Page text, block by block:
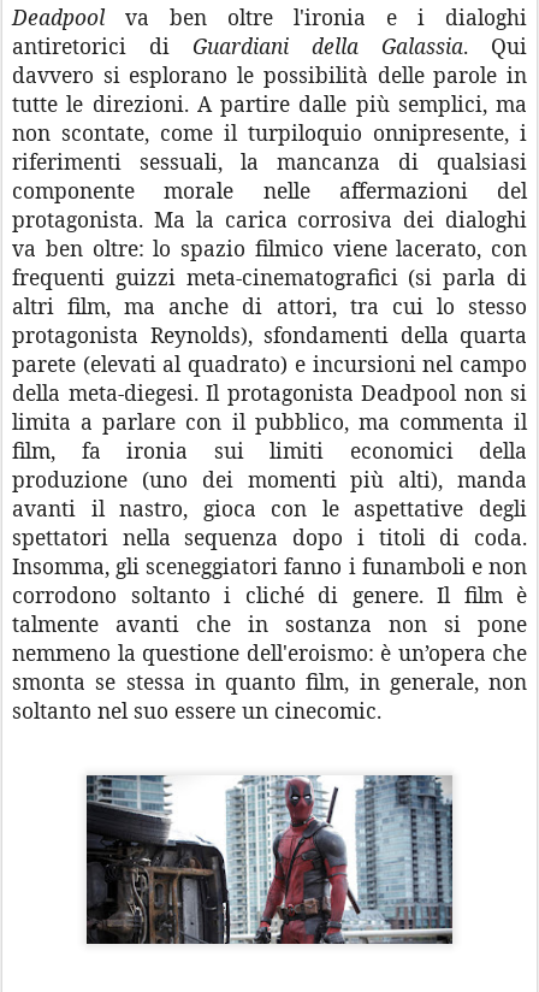
Deadpool va ben oltre l'ironia e i dialoghi
antiretorici di Guardiani della Galassia. Qui
davvero si esplorano le possibilità delle parole in
tutte le direzioni. A partire dalle più semplici, ma
non scontate, come il turpiloquio onnipresente, i
riferimenti sessuali, la mancanza di qualsiasi
componente morale nelle affermazioni del
protagonista. Ma la carica corrosiva dei dialoghi
va ben oltre: lo spazio filmico viene lacerato, con
frequenti guizzi meta-cinematografici (si parla di
altri film, ma anche di attori, tra cui lo stesso
protagonista Reynolds), sfondamenti della quarta
parete (elevati al quadrato) e incursioni nel campo
della meta-diegesi. Il protagonista Deadpool non si
limita a parlare con il pubblico, ma commenta il
film, fa ironia sui limiti economici della
produzione (uno dei momenti più alti), manda
avanti il nastro, gioca con le aspettative degli
spettatori nella sequenza dopo i titoli di coda.
Insomma, gli sceneggiatori fanno i funamboli e non
corrodono soltanto i cliché di genere. Il film è
talmente avanti che in sostanza non si pone
nemmeno la questione dell'eroismo: è un’opera che
smonta se stessa in quanto film, in generale, non
soltanto nel suo essere un cinecomic.